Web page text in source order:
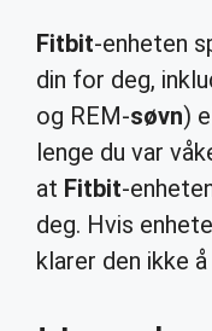
Fitbit-enheten
din for deg,
og REM-søvn)
lenge du var
at Fitbit-
deg. Hvis
klarer den ikke